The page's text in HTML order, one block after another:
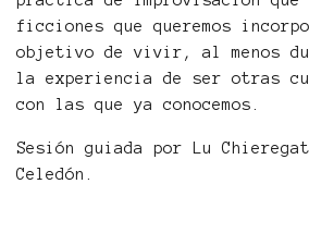
ficciones que queremos
objetivo de vivir, al menos
la experiencia de ser otras
con las que ya conocemos.
Sesión guiada por Lu
Celedón.